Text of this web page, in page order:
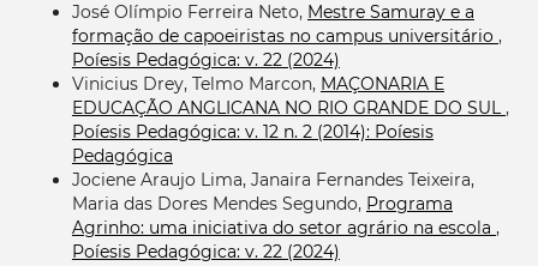
José Olímpio Ferreira Neto, Mestre Samuray e a
formação de capoeiristas no campus universitário ,
Poíesis Pedagógica: v. 22 (2024)
Vinicius Drey, Telmo Marcon, MAÇONARIA E
EDUCAÇÃO ANGLICANA NO RIO GRANDE DO SUL,
Poíesis Pedagógica: v. 12 n. 2 (2014): Poíesis
Pedagógica
Jociene Araujo Lima, Janaira Fernandes Teixeira,
Maria das Dores Mendes Segundo, Programa
Agrinho: uma iniciativa do setor agrário na escola ,
Poíesis Pedagógica: v. 22 (2024)